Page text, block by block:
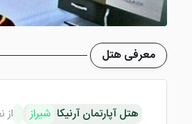
معرفی هتل
هتل آپارتمان آرنیکا شیراز